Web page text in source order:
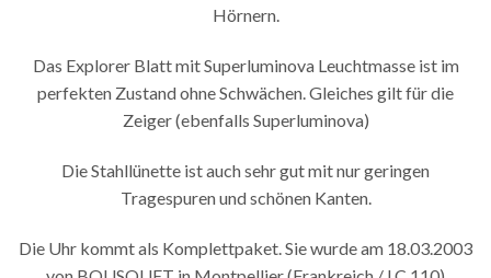
Hörnern.
Das Explorer Blatt mit Superluminova Leuchtmasse ist im
perfekten Zustand ohne Schwächen. Gleiches gilt für die
Zeiger (ebenfalls Superluminova)
Die Stahllünette ist auch sehr gut mit nur geringen
Tragespuren und schönen Kanten.
Die Uhr kommt als Komplettpaket. Sie wurde am 18.03.2003